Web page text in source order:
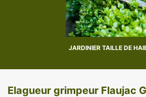
JARDINIER TAILLE DE
Elagueur grimpeur Flaujac